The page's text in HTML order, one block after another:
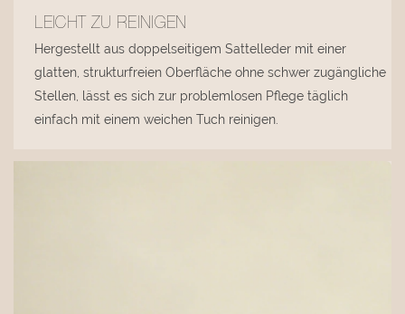
LEICHT ZU REINIGEN
Hergestellt aus doppelseitigem Sattelleder mit einer
glatten, strukturfreien Oberfläche ohne schwer zugängliche
Stellen, lässt es sich zur problemlosen Pflege täglich
einfach mit einem weichen Tuch reinigen.